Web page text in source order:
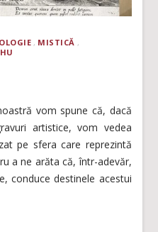
MISTICĂ
vom spune că, dacă
artistice, vom vedea
pe sfera care reprezintă
a ne arăta că, într-adevăr,
conduce destinele acestui